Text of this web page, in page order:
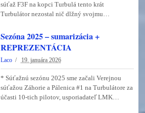
súťaž F3F na kopci Turbulá tento krát
Turbulátor nezostal nič dlžný svojmu…
Sezóna 2025 – sumarizácia +
REPREZENTÁCIA
Laco 19. januára 2026
* Súťažnú sezónu 2025 sme začali Verejnou
súťažou Záhorie a Pálenica #1 na Turbulátore za
účasti 10-tich pilotov, usporiadateľ LMK…